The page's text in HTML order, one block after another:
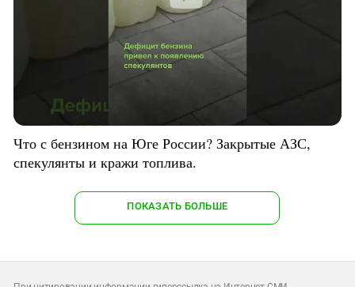
Что с бензином на Юге России? Закрытые АЗС,
спекулянты и кражи топлива.
ПОКАЗАТЬ БОЛЬШЕ